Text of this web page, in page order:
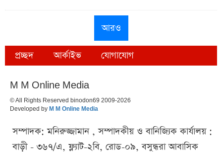
আরও
প্রচ্ছদ আর্কাইভ যোগাযোগ
M M Online Media
© All Rights Reserved binodon69 2009-2026
Developed by M M Online Media
সম্পাদক: মনিরুজ্জামান , সম্পাদকীয় ও বানিজ্যিক কার্যালয় :
বাড়ী - ৩৬৭/এ, ফ্ল্যাট-২বি, রোড-০৯, বসুন্ধরা আবাসিক